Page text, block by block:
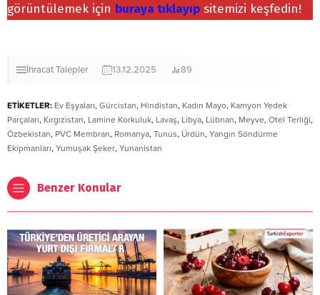
görüntülemek için buraya tıklayıp sitemizi keşfedin!
İhracatTalepler 13.12.2025 89
ETİKETLER: Ev Eşyaları, Gürcistan, Hindistan, Kadın Mayo, Kamyon Yedek
Parçaları, Kırgızistan, Lamine Korkuluk, Lavaş, Libya, Lübnan, Meyve, Otel Terliği,
Özbekistan, PVC Membran, Romanya, Tunus, Ürdün, Yangın Söndürme
Ekipmanları, Yumuşak Şeker, Yunanistan
Benzer Konular